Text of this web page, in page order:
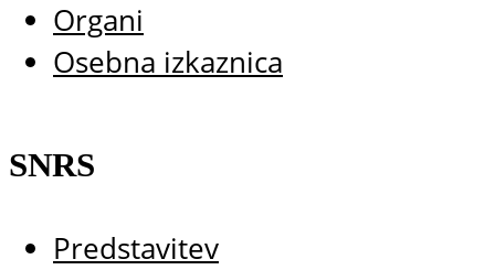
Organi
Osebna izkaznica
SNRS
Predstavitev